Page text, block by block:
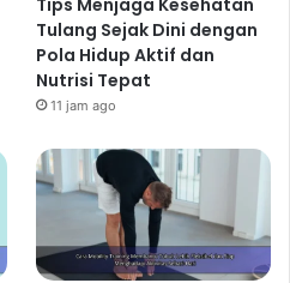
Tulang Sejak Dini dengan
Pola Hidup Aktif dan
Nutrisi Tepat
11 jam ago